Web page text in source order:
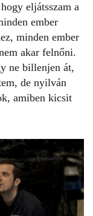
eljátsszam a
ember
minden ember
akar felnőni.
ne billenjen át,
de nyilván
amiben kicsit